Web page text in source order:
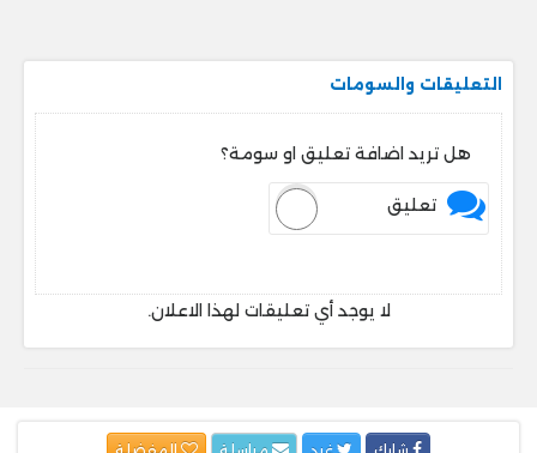
التعليقات والسومات
هل تريد اضافة تعليق او سومة؟
تعليق
لا يوجد أي تعليقات لهذا الاعلان.